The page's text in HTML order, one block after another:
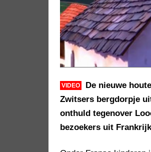
VIDEO
De nieuwe
Zwitsers bergdorpje
onthuld tegenover
bezoekers uit